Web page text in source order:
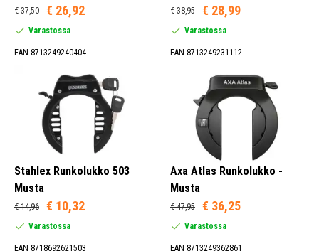
€ 37,50 € 26,92
Varastossa
EAN 8713249240404
€ 38,95 € 28,99
Varastossa
EAN 8713249231112
Stahlex Runkolukko 503
Musta
€ 14,96 € 10,32
Varastossa
EAN 8718692621503
Axa Atlas Runkolukko -
Musta
€ 47,95 € 36,25
Varastossa
EAN 8713249362861